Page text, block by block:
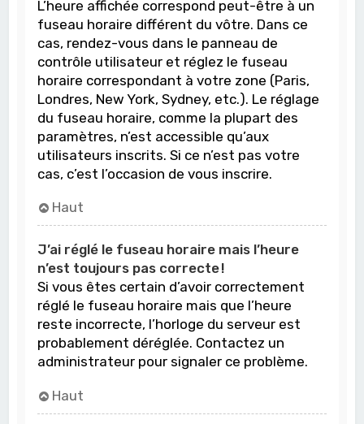
L’heure affichée correspond peut-être à un
fuseau horaire différent du vôtre. Dans ce
cas, rendez-vous dans le panneau de
contrôle utilisateur et réglez le fuseau
horaire correspondant à votre zone (Paris,
Londres, New York, Sydney, etc.). Le réglage
du fuseau horaire, comme la plupart des
paramètres, n’est accessible qu’aux
utilisateurs inscrits. Si ce n’est pas votre
cas, c’est l’occasion de vous inscrire.
Haut
J’ai réglé le fuseau horaire mais l’heure
n’est toujours pas correcte !
Si vous êtes certain d’avoir correctement
réglé le fuseau horaire mais que l’heure
reste incorrecte, l’horloge du serveur est
probablement déréglée. Contactez un
administrateur pour signaler ce problème.
Haut